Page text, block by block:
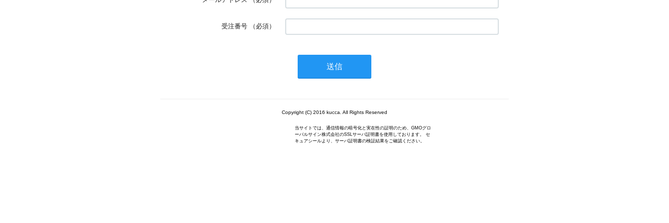
受注番号 （必須）
Copyright (C) 2016 kucca. All Rights Reserved
当サイトでは、通信情報の暗号化と実在性の証明のため、GMOグロ
ーバルサイン株式会社のSSLサーバ証明書を使用しております。 セ
キュアシールより、サーバ証明書の検証結果をご確認ください。